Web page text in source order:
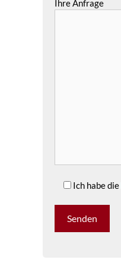
Ihre Anfrage
Ich habe die